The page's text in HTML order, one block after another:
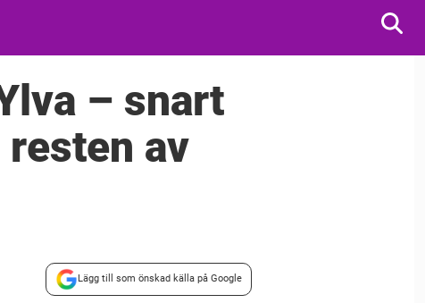
– snart
resten av
Lägg till som önskad källa på Google